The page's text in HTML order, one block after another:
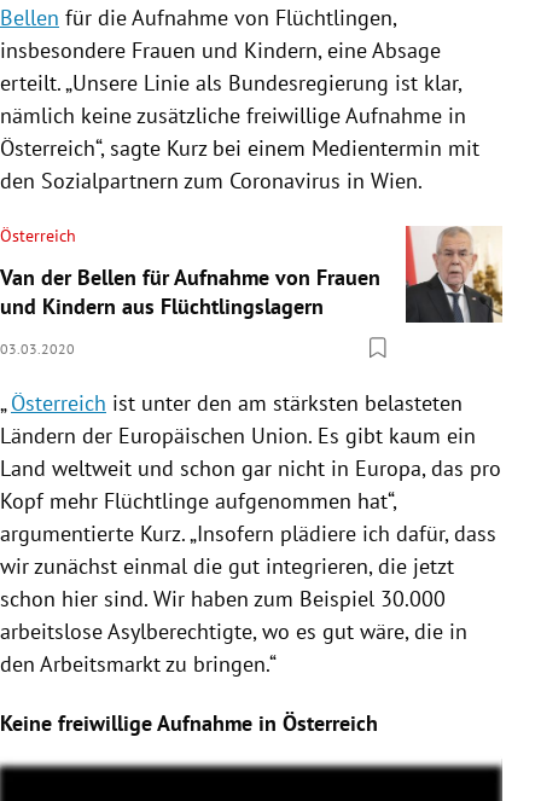
Bellen für die Aufnahme von Flüchtlingen,
insbesondere Frauen und Kindern, eine Absage
erteilt. „Unsere Linie als Bundesregierung ist klar,
nämlich keine zusätzliche freiwillige Aufnahme in
Österreich“, sagte Kurz bei einem Medientermin mit
den Sozialpartnern zum Coronavirus in Wien.
Österreich
Van der Bellen für Aufnahme von Frauen
und Kindern aus Flüchtlingslagern
03.03.2020
„ Österreich ist unter den am stärksten belasteten
Ländern der Europäischen Union. Es gibt kaum ein
Land weltweit und schon gar nicht in Europa, das pro
Kopf mehr Flüchtlinge aufgenommen hat“,
argumentierte Kurz. „Insofern plädiere ich dafür, dass
wir zunächst einmal die gut integrieren, die jetzt
schon hier sind. Wir haben zum Beispiel 30.000
arbeitslose Asylberechtigte, wo es gut wäre, die in
den Arbeitsmarkt zu bringen.“
Keine freiwillige Aufnahme in Österreich